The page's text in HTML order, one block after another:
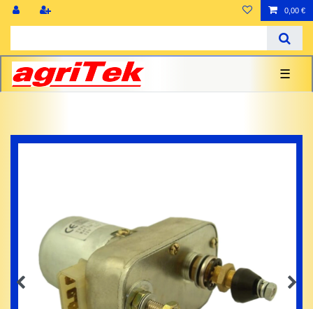
0,00 €
☰